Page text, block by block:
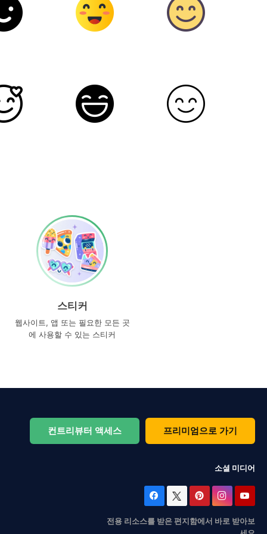
스티커
웹사이트, 앱 또는 필요한 모든 곳
에 사용할 수 있는 스티커
컨트리뷰터 액세스 프리미엄으로 가기
소셜 미디어
전용 리소스를 받은 편지함에서 바로 받아보